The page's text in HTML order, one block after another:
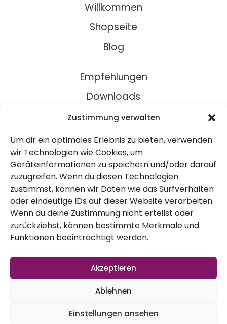
Zustimmung verwalten
Um dir ein optimales Erlebnis zu bieten, verwenden
wir Technologien wie Cookies, um
Geräteinformationen zu speichern und/oder darauf
zuzugreifen. Wenn du diesen Technologien
zustimmst, können wir Daten wie das Surfverhalten
oder eindeutige IDs auf dieser Website verarbeiten.
Wenn du deine Zustimmung nicht erteilst oder
zurückziehst, können bestimmte Merkmale und
Funktionen beeinträchtigt werden.
Akzeptieren
Ablehnen
Einstellungen ansehen
Willkommen
Shopseite
Blog
Empfehlungen
Downloads
Rezepte
Über Uns
Kontakt
Impressum
Datenschutz
AGB
Widerruf